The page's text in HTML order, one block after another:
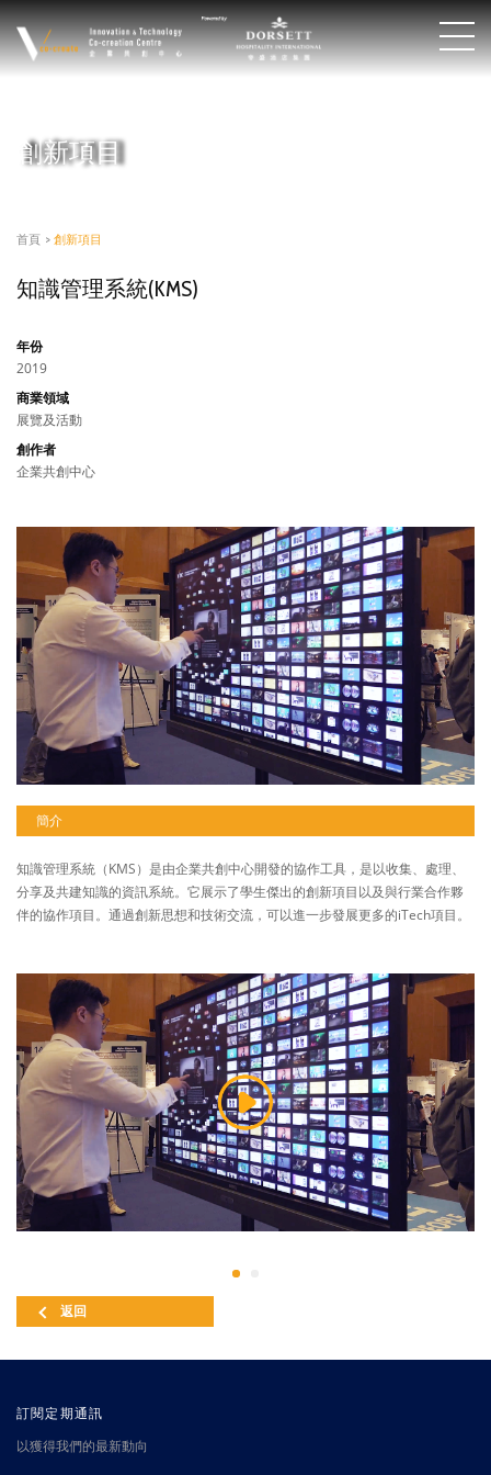
創新項目
首頁 > 創新項目
知識管理系統(KMS)
年份
2019
商業領域
展覽及活動
創作者
企業共創中心
簡介
知識管理系統（KMS）是由企業共創中心開發的協作工具，是以收集、處理、
分享及共建知識的資訊系統。它展示了學生傑出的創新項目以及與行業合作夥
伴的協作項目。通過創新思想和技術交流，可以進一步發展更多的iTech項目。
返回
訂閱定期通訊
以獲得我們的最新動向